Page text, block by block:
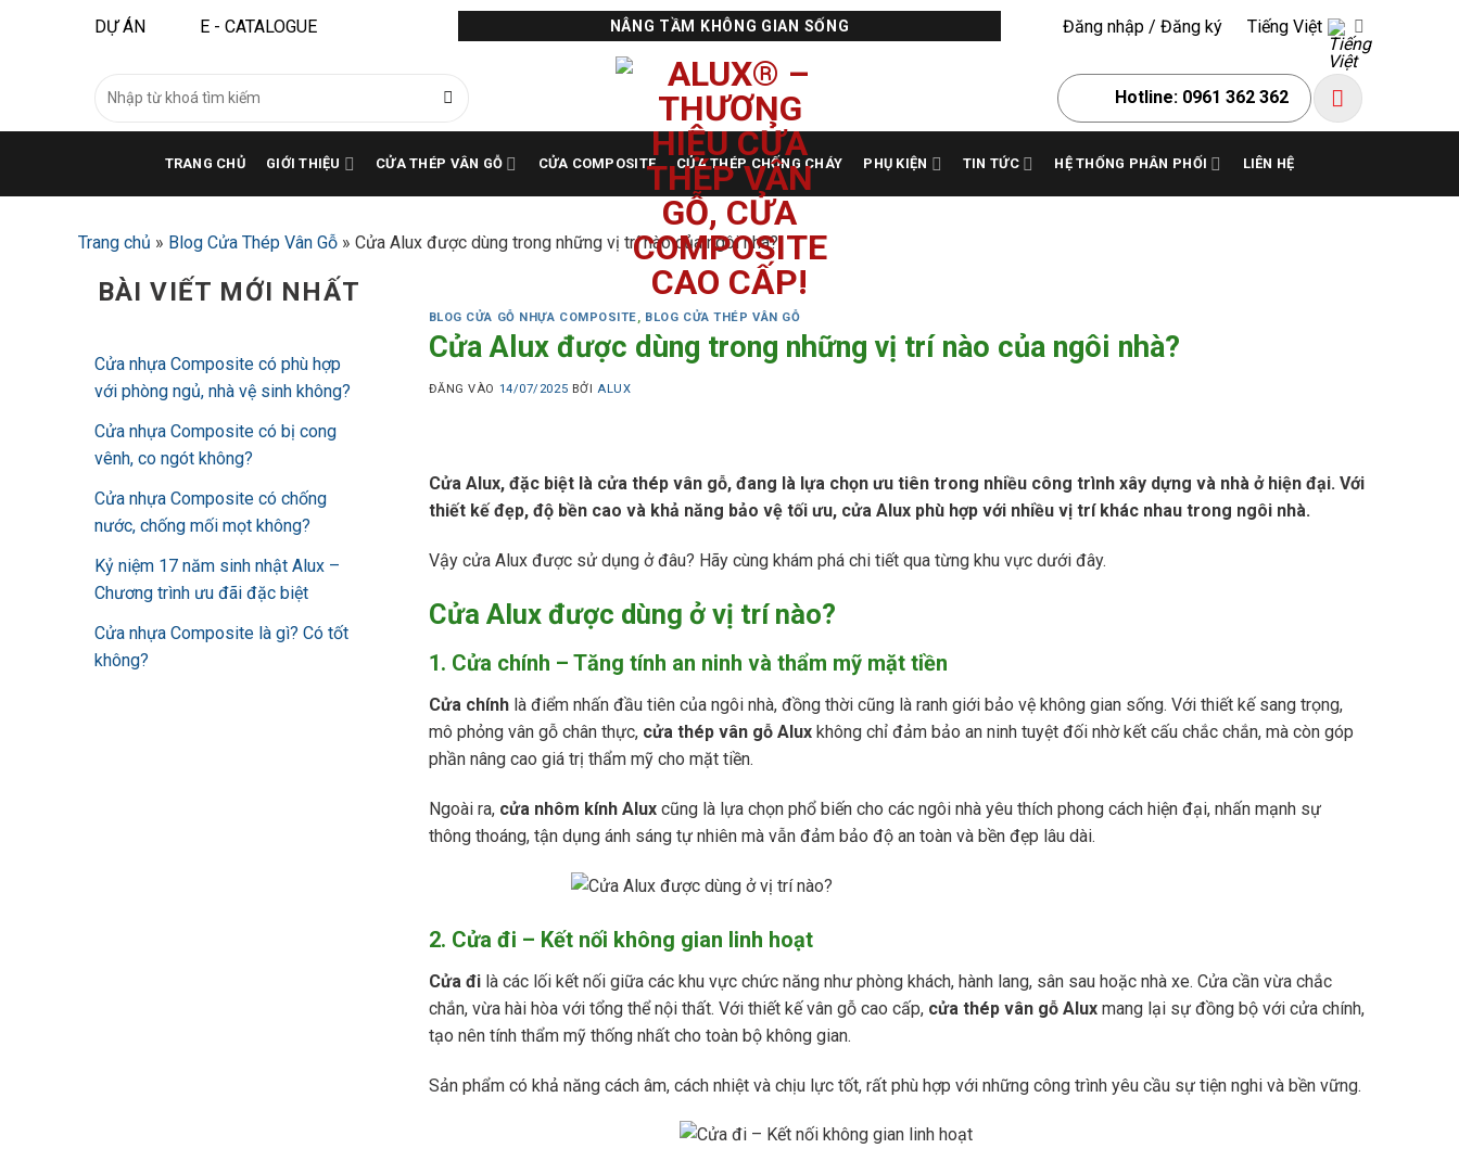
DỰ ÁN E - CATALOGUE NÂNG TẦM KHÔNG GIAN SỐNG Đăng nhập / Đăng ký Tiếng Việt
kiếm:
Hotline: 0961 362 362
TRANG CHỦ GIỚI THIỆU CỬA THÉP VÂN GỖ CỬA COMPOSITE CỬA THÉP CHỐNG CHÁY PHỤ KIỆN TIN TỨC HỆ THỐNG PHÂN PHỐI LIÊN HỆ
Trang chủ » Blog Cửa Thép Vân Gỗ » Cửa Alux được dùng trong những vị trí nào của ngôi nhà?
BÀI VIẾT MỚI NHẤT
Cửa nhựa Composite có phù hợp
với phòng ngủ, nhà vệ sinh không?
Cửa nhựa Composite có bị cong
vênh, co ngót không?
Cửa nhựa Composite có chống
nước, chống mối mọt không?
Kỷ niệm 17 năm sinh nhật Alux –
Chương trình ưu đãi đặc biệt
Cửa nhựa Composite là gì? Có tốt
không?
BLOG CỬA GỖ NHỰA COMPOSITE, BLOG CỬA THÉP VÂN GỖ
Cửa Alux được dùng trong những vị trí nào của ngôi nhà?
ĐĂNG VÀO 14/07/2025 BỞI ALUX
Cửa Alux, đặc biệt là cửa thép vân gỗ, đang là lựa chọn ưu tiên trong nhiều công trình xây dựng và nhà ở hiện đại. Với
thiết kế đẹp, độ bền cao và khả năng bảo vệ tối ưu, cửa Alux phù hợp với nhiều vị trí khác nhau trong ngôi nhà.
Vậy cửa Alux được sử dụng ở đâu? Hãy cùng khám phá chi tiết qua từng khu vực dưới đây.
Cửa Alux được dùng ở vị trí nào?
1. Cửa chính – Tăng tính an ninh và thẩm mỹ mặt tiền
Cửa chínhlà điểm nhấn đầu tiên của ngôi nhà, đồng thời cũng là ranh giới bảo vệ không gian sống. Với thiết kế sang trọng,
mô phỏng vân gỗ chân thực, cửa thép vân gỗ Aluxkhông chỉ đảm bảo an ninh tuyệt đối nhờ kết cấu chắc chắn, mà còn góp
phần nâng cao giá trị thẩm mỹ cho mặt tiền.
Ngoài ra, cửa nhôm kính Aluxcũng là lựa chọn phổ biến cho các ngôi nhà yêu thích phong cách hiện đại, nhấn mạnh sự
thông thoáng, tận dụng ánh sáng tự nhiên mà vẫn đảm bảo độ an toàn và bền đẹp lâu dài.
2. Cửa đi – Kết nối không gian linh hoạt
Cửa đilà các lối kết nối giữa các khu vực chức năng như phòng khách, hành lang, sân sau hoặc nhà xe. Cửa cần vừa chắc
chắn, vừa hài hòa với tổng thể nội thất. Với thiết kế vân gỗ cao cấp, cửa thép vân gỗ Aluxmang lại sự đồng bộ với cửa chính,
tạo nên tính thẩm mỹ thống nhất cho toàn bộ không gian.
Sản phẩm có khả năng cách âm, cách nhiệt và chịu lực tốt, rất phù hợp với những công trình yêu cầu sự tiện nghi và bền vững.